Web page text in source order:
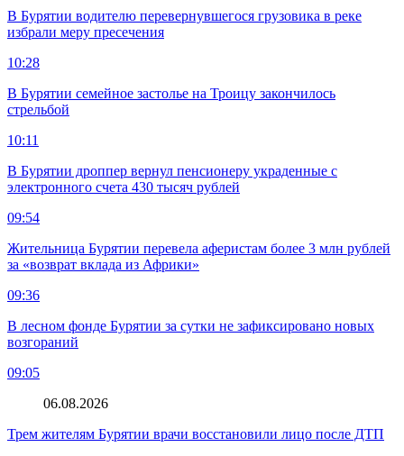
В Бурятии водителю перевернувшегося грузовика в реке
избрали меру пресечения
10:28
В Бурятии семейное застолье на Троицу закончилось
стрельбой
10:11
В Бурятии дроппер вернул пенсионеру украденные с
электронного счета 430 тысяч рублей
09:54
Жительница Бурятии перевела аферистам более 3 млн рублей
за «возврат вклада из Африки»
09:36
В лесном фонде Бурятии за сутки не зафиксировано новых
возгораний
09:05
06.08.2026
Трем жителям Бурятии врачи восстановили лицо после ДТП